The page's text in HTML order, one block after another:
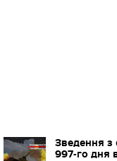
Зведення з
997-го дня